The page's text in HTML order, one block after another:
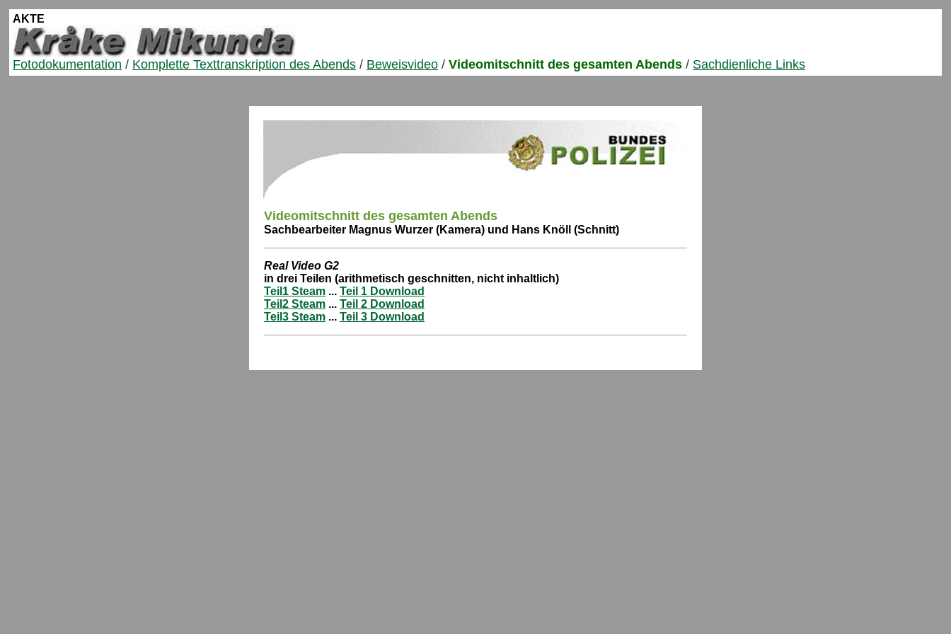
AKTE
Fotodokumentation / Komplette Texttranskription des Abends / Beweisvideo / Videomitschnitt des gesamten Abends / Sachdienliche Links
Videomitschnitt des gesamten Abends
Sachbearbeiter Magnus Wurzer (Kamera) und Hans Knöll (Schnitt)
Real Video G2
in drei Teilen (arithmetisch geschnitten, nicht inhaltlich)
Teil1 Steam ... Teil 1 Download
Teil2 Steam ... Teil 2 Download
Teil3 Steam ... Teil 3 Download